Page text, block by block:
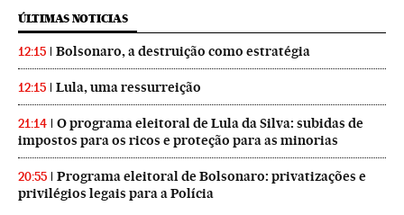
ÚLTIMAS NOTICIAS
12:15 Bolsonaro, a destruição como estratégia
12:15 Lula, uma ressurreição
21:14
O programa eleitoral de Lula da Silva: subidas de
impostos para os ricos e proteção para as minorias
20:55
Programa eleitoral de Bolsonaro: privatizações e
privilégios legais para a Polícia